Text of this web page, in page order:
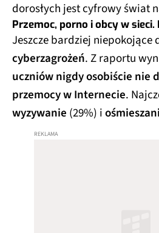
dorosłych jest cyfrowy świat
Przemoc, porno i obcy w sieci.
Jeszcze bardziej niepokojące
cyberzagrożeń. Z raportu
uczniów nigdy osobiście nie
przemocy w Internecie.
wyzywanie (29%) i